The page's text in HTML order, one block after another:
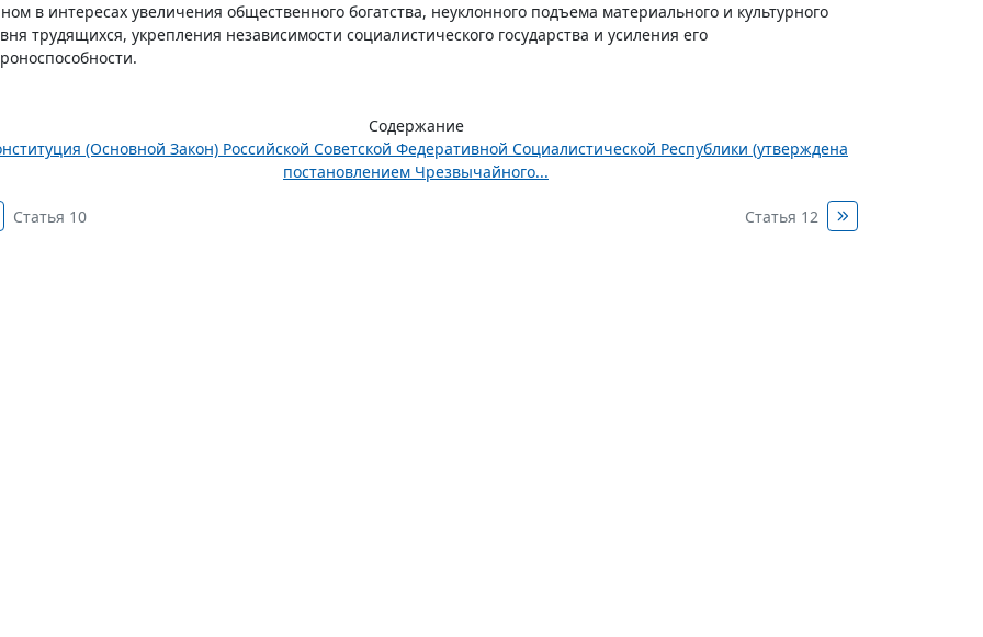
в интересах увеличения общественного богатства, неуклонного подъема материального и культурного
трудящихся, укрепления независимости социалистического государства и усиления его
Содержание
(Основной Закон) Российской Советской Федеративной Социалистической Республики (утверждена
постановлением Чрезвычайного...
Статья 10 Статья 12